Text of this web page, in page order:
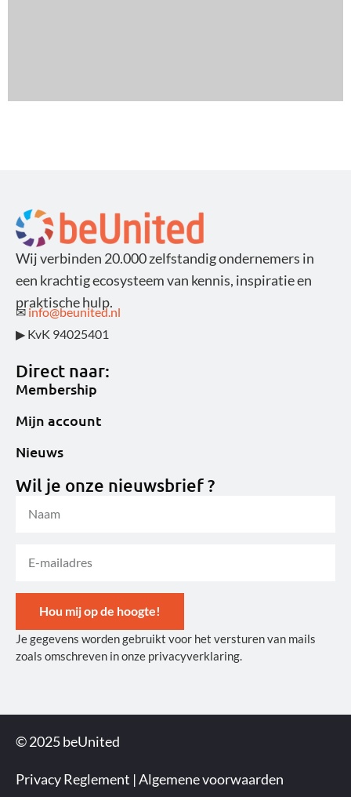
Wij verbinden 20.000 zelfstandig ondernemers in
een krachtig ecosysteem van kennis, inspiratie en
praktische hulp.
✉ info@beunited.nl
▶ KvK 94025401
Direct naar:
Membership
Mijn account
Nieuws
Wil je onze nieuwsbrief ?
Hou mij op de hoogte!
Alternative:
Je gegevens worden gebruikt voor het versturen van mails
zoals omschreven in onze privacyverklaring.
© 2025 beUnited
Privacy Reglement |Algemene voorwaarden